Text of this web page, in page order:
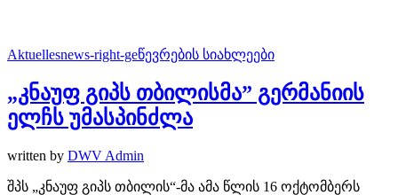
Aktuellesnews-right-geწევრების სიახლეები
„კნაუფ გიპს თბილისმა” გერმანიის
ელჩს უმასპინძლა
written by DWV Admin
შპს „კნაუფ გიპს თბილის“-მა ამა წლის 16 ოქტომბერს